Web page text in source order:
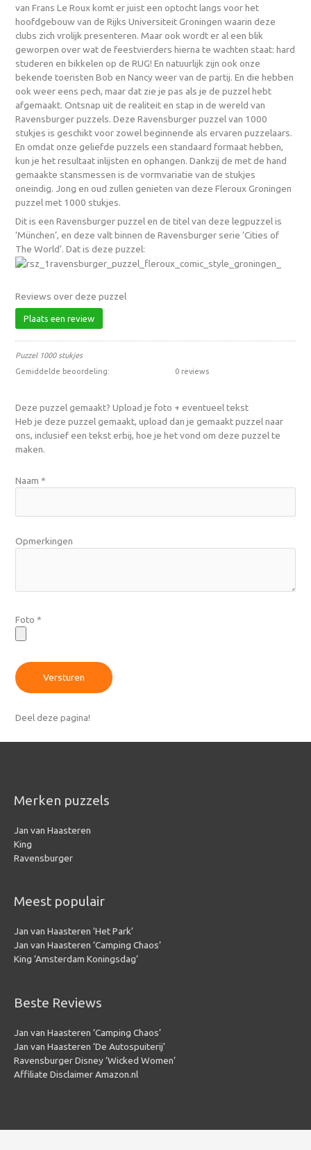
van Frans Le Roux komt er juist een optocht langs voor het
hoofdgebouw van de Rijks Universiteit Groningen waarin deze
clubs zich vrolijk presenteren. Maar ook wordt er al een blik
geworpen over wat de feestvierders hierna te wachten staat: hard
studeren en bikkelen op de RUG! En natuurlijk zijn ook onze
bekende toeristen Bob en Nancy weer van de partij. En die hebben
ook weer eens pech, maar dat zie je pas als je de puzzel hebt
afgemaakt. Ontsnap uit de realiteit en stap in de wereld van
Ravensburger puzzels. Deze Ravensburger puzzel van 1000
stukjes is geschikt voor zowel beginnende als ervaren puzzelaars.
En omdat onze geliefde puzzels een standaard formaat hebben,
kun je het resultaat inlijsten en ophangen. Dankzij de met de hand
gemaakte stansmessen is de vormvariatie van de stukjes
oneindig. Jong en oud zullen genieten van deze Fleroux Groningen
puzzel met 1000 stukjes.
Dit is een Ravensburger puzzel en de titel van deze legpuzzel is
‘München’, en deze valt binnen de Ravensburger serie ‘Cities of
The World’. Dat is deze puzzel:
Reviews over deze puzzel
Plaats een review
Puzzel 1000 stukjes
Gemiddelde beoordeling:
0 reviews
Deze puzzel gemaakt? Upload je foto + eventueel tekst
Heb je deze puzzel gemaakt, upload dan je gemaakt puzzel naar
ons, inclusief een tekst erbij, hoe je het vond om deze puzzel te
maken.
Naam *
Opmerkingen
Foto *
Versturen
Deel deze pagina!
Merken puzzels
Jan van Haasteren
King
Ravensburger
Meest populair
Jan van Haasteren ‘Het Park’
Jan van Haasteren ‘Camping Chaos’
King ‘Amsterdam Koningsdag’
Beste Reviews
Jan van Haasteren ‘Camping Chaos’
Jan van Haasteren ‘De Autospuiterij’
Ravensburger Disney ‘Wicked Women’
Affiliate Disclaimer Amazon.nl